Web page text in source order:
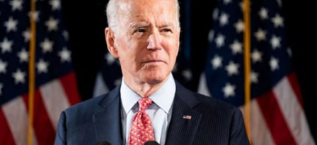
إقتصاد فن
منوعات رياضة
كأس العالم
البرامج